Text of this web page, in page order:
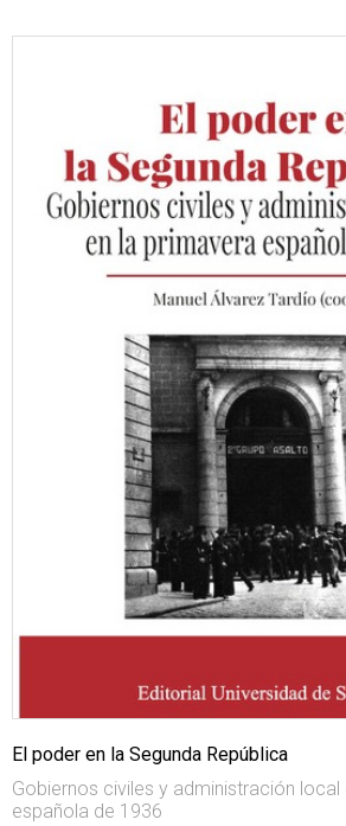
El poder en la Segunda República
Gobiernos civiles y administración local
española de 1936